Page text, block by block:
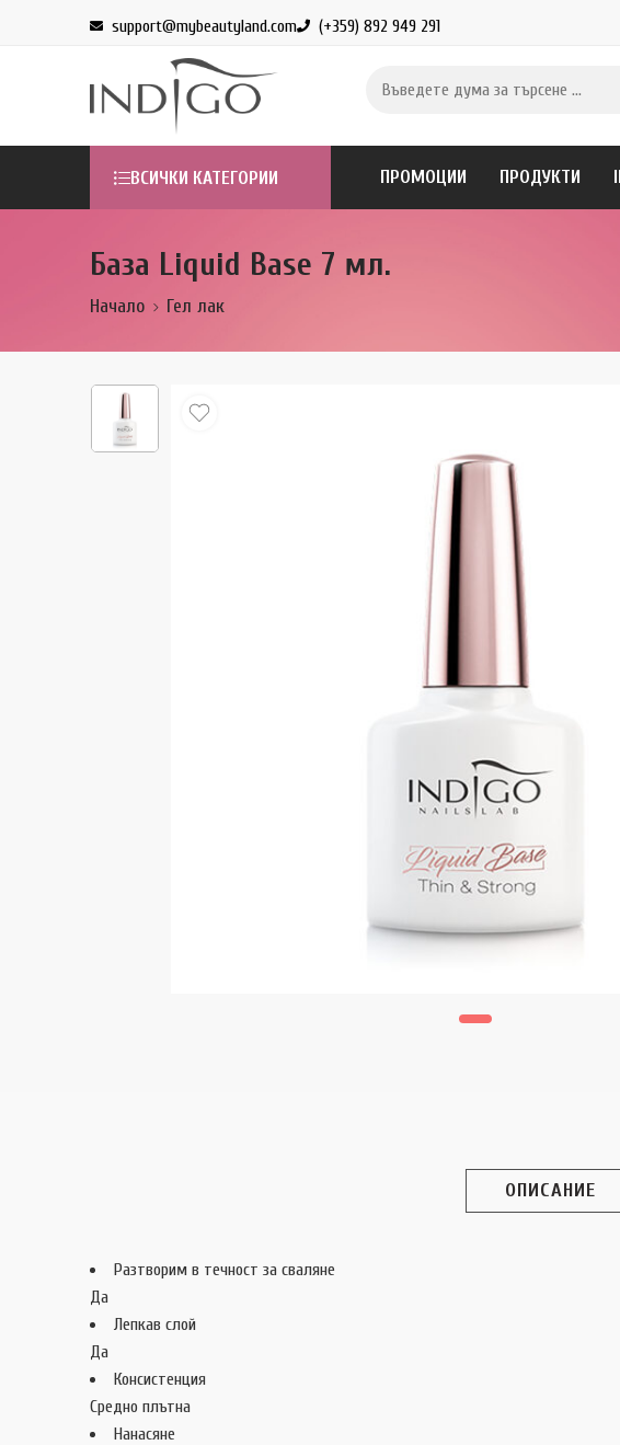
support@mybeautyland.com (+359) 892 949 291
ВСИЧКИ КАТЕГОРИИ ПРОМОЦИИ ПРОДУКТИ
База Liquid Base 7 мл.
Начало Гел лак
ОПИСАНИЕ
Разтворим в течност за сваляне
Да
Лепкав слой
Да
Консистенция
Средно плътна
Нанасяне